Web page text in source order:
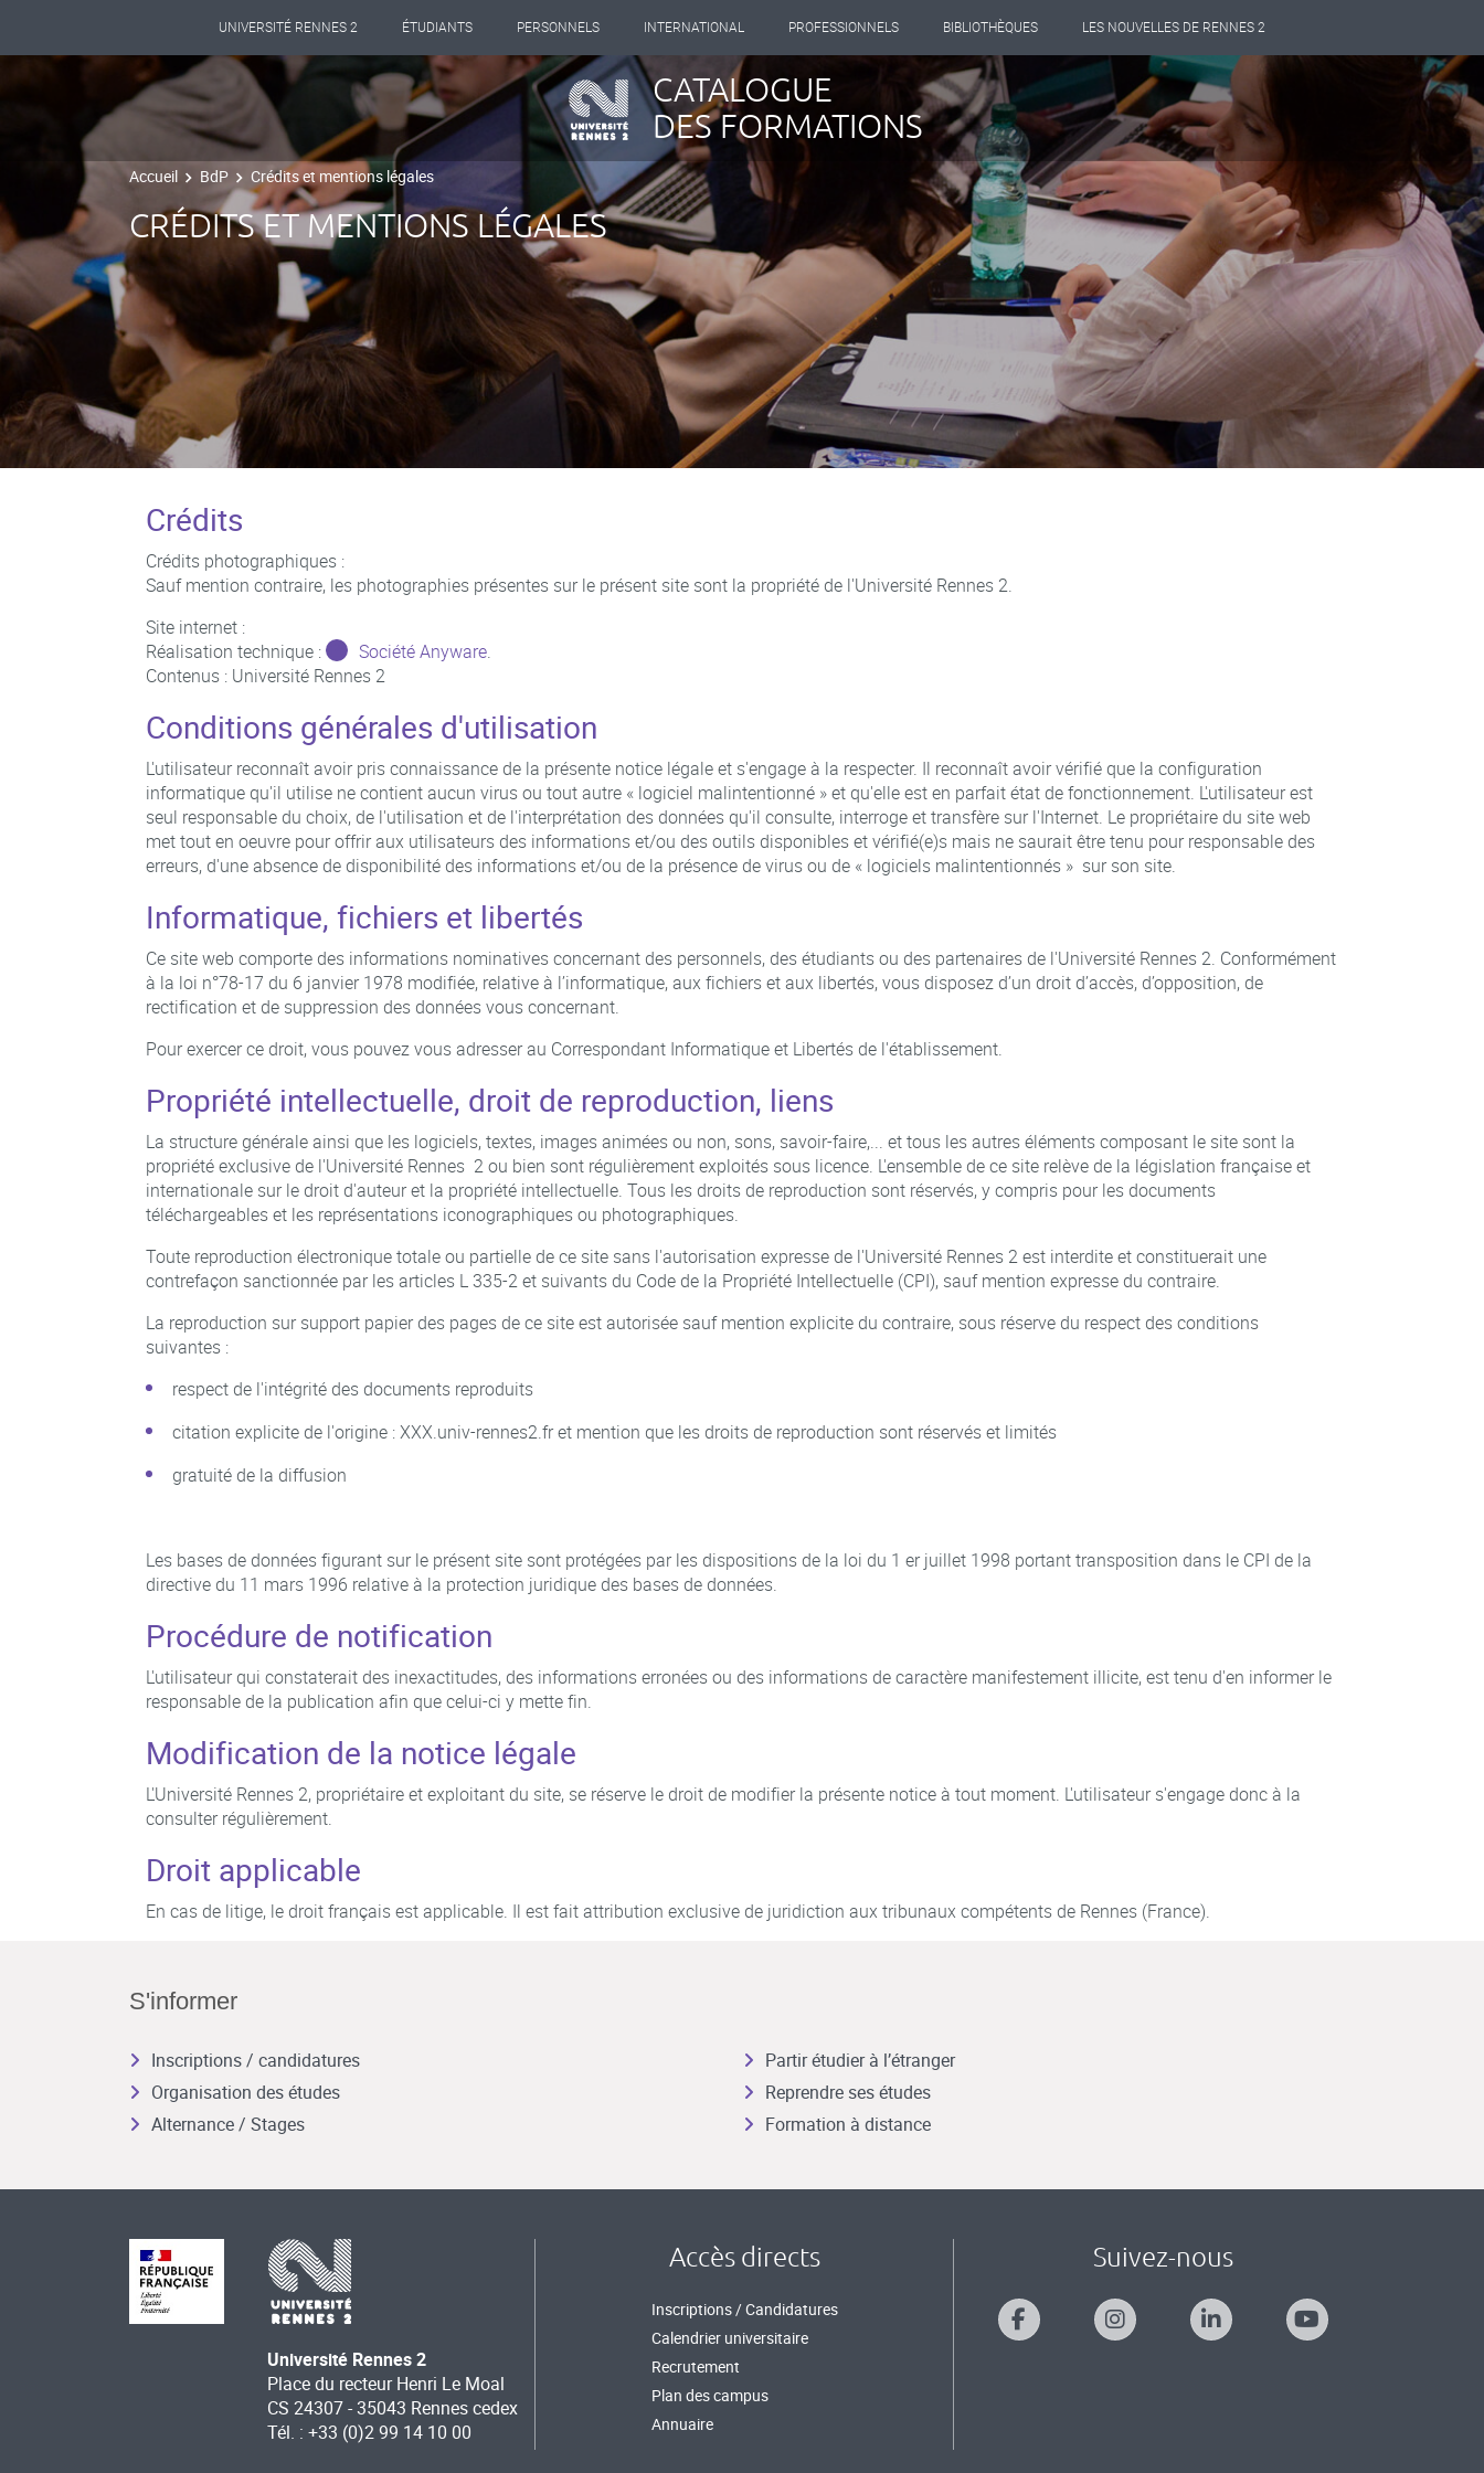
UNIVERSITÉ RENNES 2 ÉTUDIANTS PERSONNELS INTERNATIONAL PROFESSIONNELS BIBLIOTHÈQUES LES NOUVELLES DE RENNES 2
CATALOGUE
DES FORMATIONS
Accueil BdP Crédits et mentions légales
CRÉDITS ET MENTIONS LÉGALES
Crédits
Crédits photographiques :
Sauf mention contraire, les photographies présentes sur le présent site sont la propriété de l'Université Rennes 2.
Site internet :
Réalisation technique :
Société Anyware.
Contenus : Université Rennes 2
Conditions générales d'utilisation
L'utilisateur reconnaît avoir pris connaissance de la présente notice légale et s'engage à la respecter. Il reconnaît avoir vérifié que la configuration
informatique qu'il utilise ne contient aucun virus ou tout autre « logiciel malintentionné » et qu'elle est en parfait état de fonctionnement. L'utilisateur est
seul responsable du choix, de l'utilisation et de l'interprétation des données qu'il consulte, interroge et transfère sur l'Internet. Le propriétaire du site web
met tout en oeuvre pour offrir aux utilisateurs des informations et/ou des outils disponibles et vérifié(e)s mais ne saurait être tenu pour responsable des
erreurs, d'une absence de disponibilité des informations et/ou de la présence de virus ou de « logiciels malintentionnés » sur son site.
Informatique, fichiers et libertés
Ce site web comporte des informations nominatives concernant des personnels, des étudiants ou des partenaires de l'Université Rennes 2. Conformément
à la loi n°78-17 du 6 janvier 1978 modifiée, relative à l’informatique, aux fichiers et aux libertés, vous disposez d’un droit d’accès, d’opposition, de
rectification et de suppression des données vous concernant.
Pour exercer ce droit, vous pouvez vous adresser au Correspondant Informatique et Libertés de l'établissement.
Propriété intellectuelle, droit de reproduction, liens
La structure générale ainsi que les logiciels, textes, images animées ou non, sons, savoir-faire,... et tous les autres éléments composant le site sont la
propriété exclusive de l'Université Rennes 2 ou bien sont régulièrement exploités sous licence. L'ensemble de ce site relève de la législation française et
internationale sur le droit d'auteur et la propriété intellectuelle. Tous les droits de reproduction sont réservés, y compris pour les documents
téléchargeables et les représentations iconographiques ou photographiques.
Toute reproduction électronique totale ou partielle de ce site sans l'autorisation expresse de l'Université Rennes 2 est interdite et constituerait une
contrefaçon sanctionnée par les articles L 335-2 et suivants du Code de la Propriété Intellectuelle (CPI), sauf mention expresse du contraire.
La reproduction sur support papier des pages de ce site est autorisée sauf mention explicite du contraire, sous réserve du respect des conditions
suivantes :
respect de l'intégrité des documents reproduits
citation explicite de l'origine : XXX.univ-rennes2.fr et mention que les droits de reproduction sont réservés et limités
gratuité de la diffusion
Les bases de données figurant sur le présent site sont protégées par les dispositions de la loi du 1 er juillet 1998 portant transposition dans le CPI de la
directive du 11 mars 1996 relative à la protection juridique des bases de données.
Procédure de notification
L'utilisateur qui constaterait des inexactitudes, des informations erronées ou des informations de caractère manifestement illicite, est tenu d'en informer le
responsable de la publication afin que celui-ci y mette fin.
Modification de la notice légale
L'Université Rennes 2, propriétaire et exploitant du site, se réserve le droit de modifier la présente notice à tout moment. L'utilisateur s'engage donc à la
consulter régulièrement.
Droit applicable
En cas de litige, le droit français est applicable. Il est fait attribution exclusive de juridiction aux tribunaux compétents de Rennes (France).
S'informer
Inscriptions / candidatures
Organisation des études
Alternance / Stages
Partir étudier à l’étranger
Reprendre ses études
Formation à distance
Université Rennes 2
Place du recteur Henri Le Moal
CS 24307 - 35043 Rennes cedex
Tél. : +33 (0)2 99 14 10 00
Accès directs
Inscriptions / Candidatures
Calendrier universitaire
Recrutement
Plan des campus
Annuaire
Suivez-nous